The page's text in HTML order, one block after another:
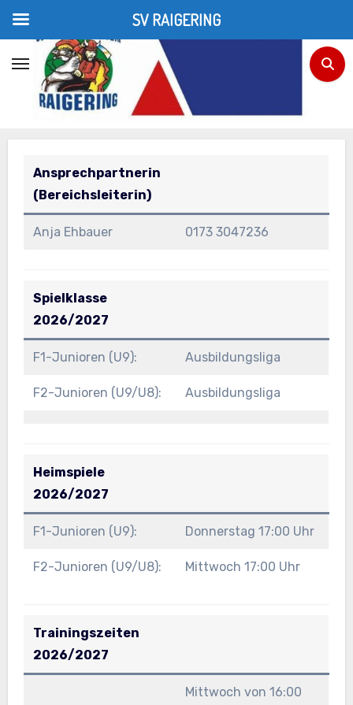
Inhalt
springen F-Junioren (U9, U8)
Home F-Junioren (U9, U8)
Ansprechpartnerin
(Bereichsleiterin)
Anja Ehbauer 0173 3047236
Spielklasse
2026/2027
F1-Junioren (U9): Ausbildungsliga
F2-Junioren (U9/U8): Ausbildungsliga
Heimspiele
2026/2027
F1-Junioren (U9): Donnerstag 17:00 Uhr
F2-Junioren (U9/U8): Mittwoch 17:00 Uhr
Trainingszeiten
2026/2027
Mittwoch von 16:00
SV RAIGERING